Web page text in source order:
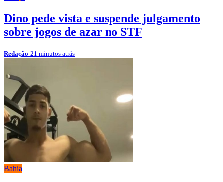
Dino pede vista e suspende julgamento
sobre jogos de azar no STF
Redação 21 minutos atrás
Bahia